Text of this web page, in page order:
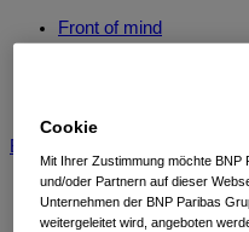
Front of mind
BNP Paribas AM
Cookie
Mit Ihrer Zustimmung möchte
und/oder Partnern auf dieser
Unternehmen der BNP Paribas
weitergeleitet wird, angeboten